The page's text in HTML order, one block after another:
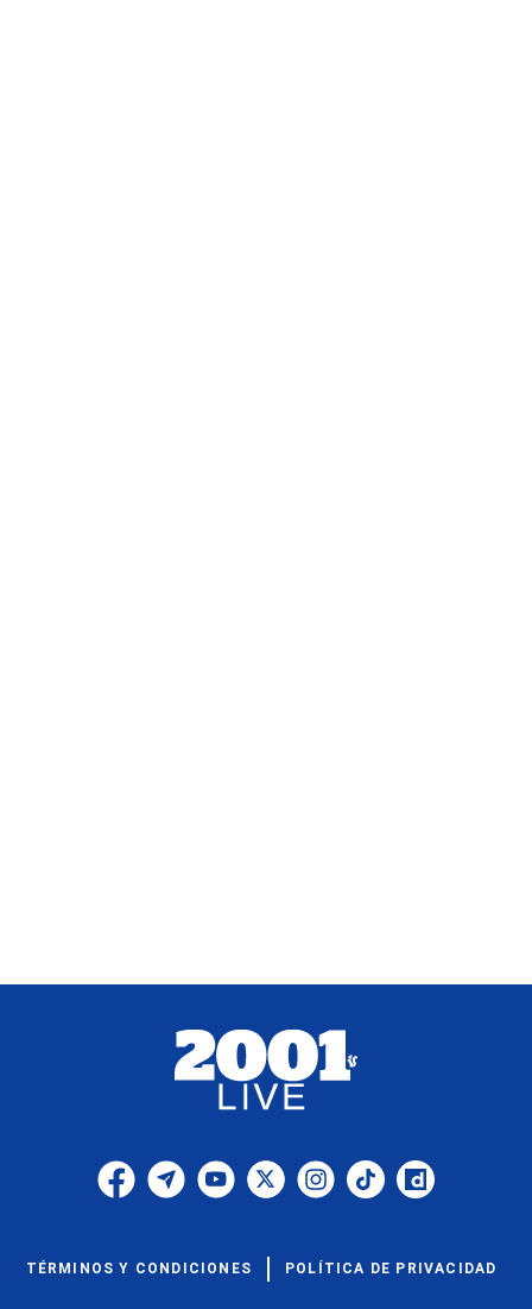
TÉRMINOS Y CONDICIONES POLÍTICA DE PRIVACIDAD